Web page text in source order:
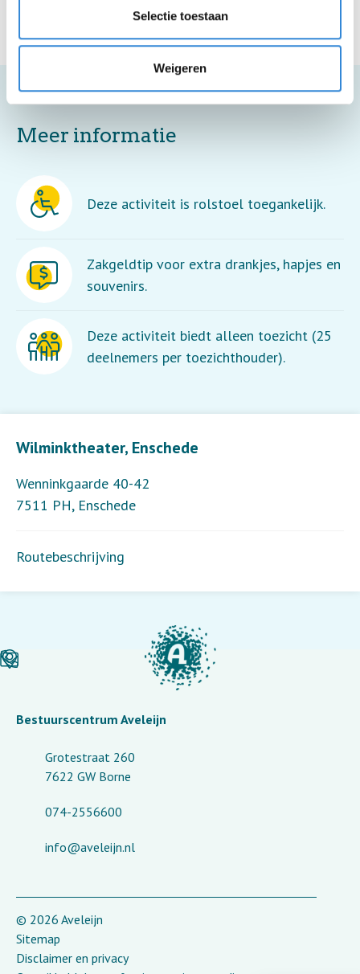
Selectie toestaan
Weigeren
Wilminktheater, Enschede
Wenninkgaarde 40-42
7511 PH, Enschede
Routebeschrijving
Meer informatie
Deze activiteit is rolstoel toegankelijk.
Zakgeldtip voor extra drankjes, hapjes en
souvenirs.
Deze activiteit biedt alleen toezicht (25
deelnemers per toezichthouder).
Bestuurscentrum Aveleijn
Grotestraat 260
7622 GW Borne
074-2556600
info@aveleijn.nl
© 2026 Aveleijn
Sitemap
Disclaimer en privacy